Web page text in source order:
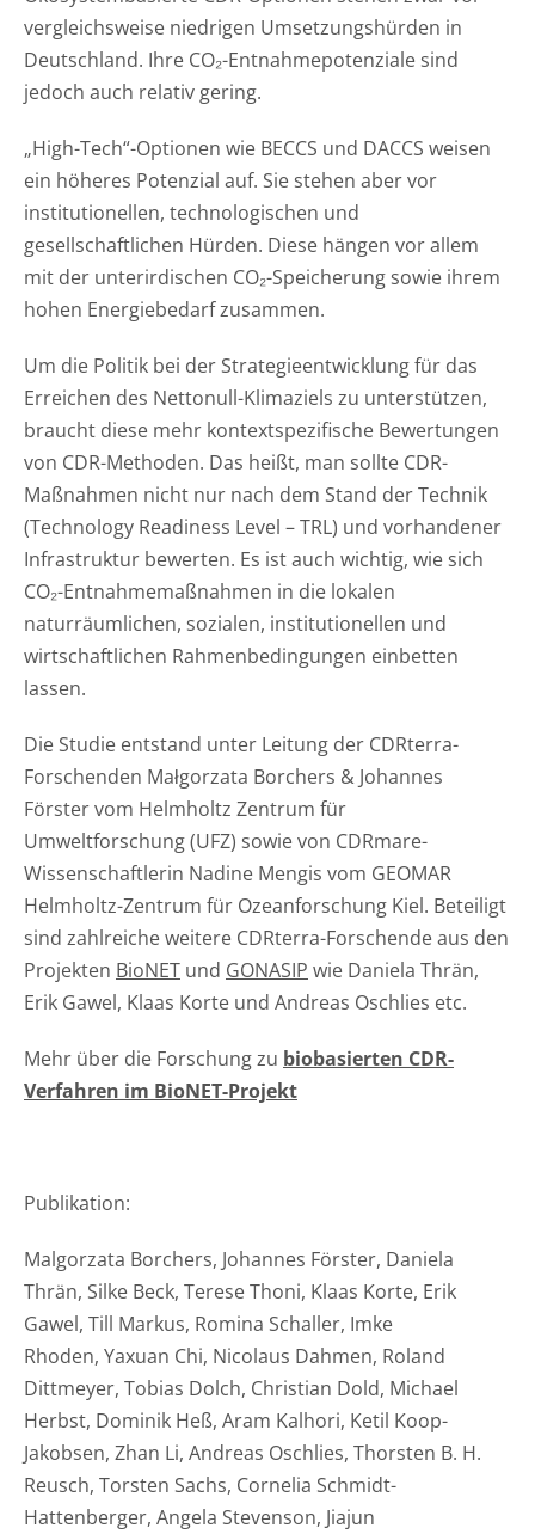
vergleichsweise niedrigen Umsetzungshürden in
Deutschland. Ihre CO₂-Entnahmepotenziale sind
jedoch auch relativ gering.
„High-Tech“-Optionen wie BECCS und DACCS weisen
ein höheres Potenzial auf. Sie stehen aber vor
institutionellen, technologischen und
gesellschaftlichen Hürden. Diese hängen vor allem
mit der unterirdischen CO₂-Speicherung sowie ihrem
hohen Energiebedarf zusammen.
Um die Politik bei der Strategieentwicklung für das
Erreichen des Nettonull-Klimaziels zu unterstützen,
braucht diese mehr kontextspezifische Bewertungen
von CDR-Methoden. Das heißt, man sollte CDR-
Maßnahmen nicht nur nach dem Stand der Technik
(Technology Readiness Level – TRL) und vorhandener
Infrastruktur bewerten. Es ist auch wichtig, wie sich
CO₂-Entnahmemaßnahmen in die lokalen
naturräumlichen, sozialen, institutionellen und
wirtschaftlichen Rahmenbedingungen einbetten
lassen.
Die Studie entstand unter Leitung der CDRterra-
Forschenden Małgorzata Borchers & Johannes
Förster vom Helmholtz Zentrum für
Umweltforschung (UFZ) sowie von CDRmare-
Wissenschaftlerin Nadine Mengis vom GEOMAR
Helmholtz-Zentrum für Ozeanforschung Kiel. Beteiligt
sind zahlreiche weitere CDRterra-Forschende aus den
Projekten BioNET und GONASIP wie Daniela Thrän,
Erik Gawel, Klaas Korte und Andreas Oschlies etc.
Mehr über die Forschung zu biobasierten CDR-
Verfahren im BioNET-Projekt
Publikation:
Malgorzata Borchers, Johannes Förster, Daniela
Thrän, Silke Beck, Terese Thoni, Klaas Korte, Erik
Gawel, Till Markus, Romina Schaller, Imke
Rhoden, Yaxuan Chi, Nicolaus Dahmen, Roland
Dittmeyer, Tobias Dolch, Christian Dold, Michael
Herbst, Dominik Heß, Aram Kalhori, Ketil Koop-
Jakobsen, Zhan Li, Andreas Oschlies, Thorsten B. H.
Reusch, Torsten Sachs, Cornelia Schmidt-
Hattenberger, Angela Stevenson, Jiajun